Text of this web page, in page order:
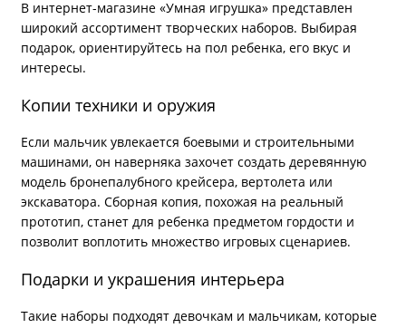
В интернет-магазине «Умная игрушка» представлен
широкий ассортимент творческих наборов. Выбирая
подарок, ориентируйтесь на пол ребенка, его вкус и
интересы.
Копии техники и оружия
Если мальчик увлекается боевыми и строительными
машинами, он наверняка захочет создать деревянную
модель бронепалубного крейсера, вертолета или
экскаватора. Сборная копия, похожая на реальный
прототип, станет для ребенка предметом гордости и
позволит воплотить множество игровых сценариев.
Подарки и украшения интерьера
Такие наборы подходят девочкам и мальчикам, которые